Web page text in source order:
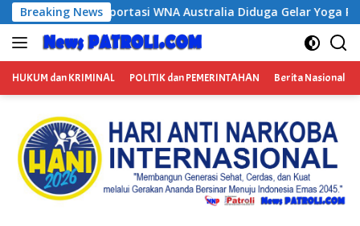
Langsung
ke
konten
Breaking News
Diduga Gelar Yoga Retreat dan Menjadi Instruktur
HUKUM dan KRIMINAL POLITIK dan PEMERINTAHAN Berita Nasional